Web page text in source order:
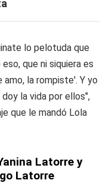
lo pelotuda que
que ni siquiera es
la rompiste'. Y yo
la vida por ellos",
que le mandó Lola
Latorre y
Latorre